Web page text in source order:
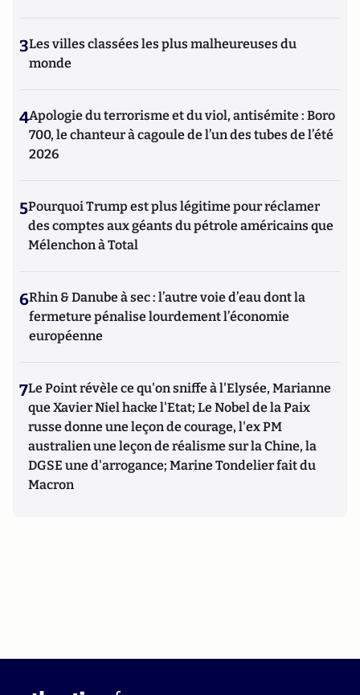
3Les villes classées les plus malheureuses du
monde
4Apologie du terrorisme et du viol, antisémite : Boro
700, le chanteur à cagoule de l’un des tubes de l’été
2026
5Pourquoi Trump est plus légitime pour réclamer
des comptes aux géants du pétrole américains que
Mélenchon à Total
6Rhin & Danube à sec : l’autre voie d’eau dont la
fermeture pénalise lourdement l’économie
européenne
7Le Point révèle ce qu'on sniffe à l'Elysée, Marianne
que Xavier Niel hacke l'Etat; Le Nobel de la Paix
russe donne une leçon de courage, l'ex PM
australien une leçon de réalisme sur la Chine, la
DGSE une d'arrogance; Marine Tondelier fait du
Macron